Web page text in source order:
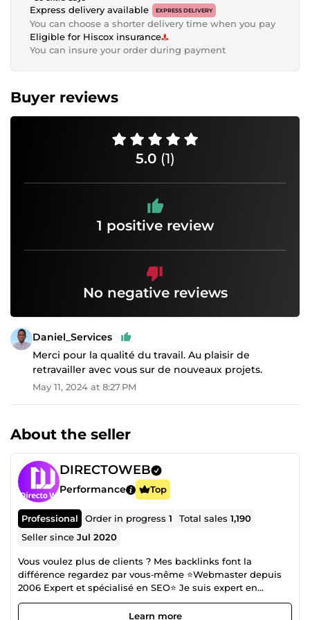
Express delivery available EXPRESS DELIVERY
You can choose a shorter delivery time when you pay
Eligible for Hiscox insurance
You can insure your order during payment
Buyer reviews
5.0 (1)
1 positive review
No negative reviews
Daniel_Services
Merci pour la qualité du travail. Au plaisir de
retravailler avec vous sur de nouveaux projets.
May 11, 2024 at 8:27 PM
About the seller
DIRECTOWEB
Performance Top
Professional Order in progress1 Total sales1,190
Seller sinceJul 2020
Vous voulez plus de clients ? Mes backlinks font la
différence regardez par vous‑même ⭐Webmaster depuis
2006 Expert et spécialisé en SEO⭐ Je suis expert en
référencement naturel (SEO) et spécialiste du netlinking,
avec une maîtrise complète de la création de backlinks, de
Learn more